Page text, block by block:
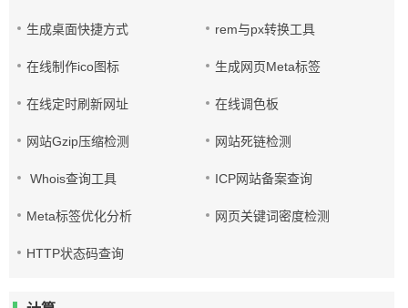
生成桌面快捷方式 rem与px转换工具
在线制作ico图标 生成网页Meta标签
在线定时刷新网址 在线调色板
网站Gzip压缩检测 网站死链检测
Whois查询工具 ICP网站备案查询
Meta标签优化分析 网页关键词密度检测
HTTP状态码查询